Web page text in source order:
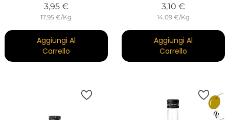
3,95 €Prezzo
17,95 €/Kg
Aggiungi Al
Carrello
3,10 €Prezzo
14.09 €/Kg
Aggiungi Al
Carrello